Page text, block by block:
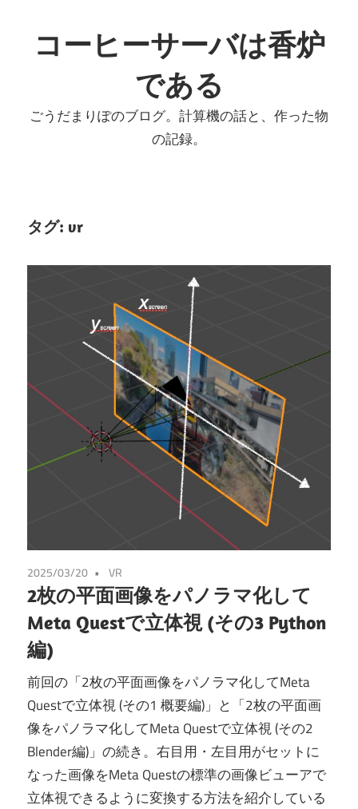
ン
テ
へ
プ
コーヒーサーバは香炉
である
ごうだまりぽのブログ。計算機の話と、作った物
の記録。
タグ: vr
2025/03/20 VR
2枚の平面画像をパノラマ化して
Meta Questで立体視 (その3 Python
編)
前回の「2枚の平面画像をパノラマ化してMeta
Questで立体視 (その1 概要編)」と「2枚の平面画
像をパノラマ化してMeta Questで立体視 (その2
Blender編)」の続き。右目用・左目用がセットに
なった画像をMeta Questの標準の画像ビューアで
立体視できるように変換する方法を紹介している